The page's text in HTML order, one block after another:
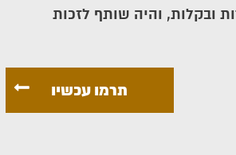
ובקלות, והיה שותף לזכות
תרמו עכשיו